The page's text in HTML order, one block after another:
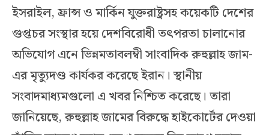
ইসরাইল, ফ্রান্স ও মার্কিন যুক্তরাষ্ট্রসহ কয়েকটি দেশের
গুপ্তচর সংস্থার হয়ে দেশবিরোধী তৎপরতা চালানোর
অভিযোগ এনে ভিন্নমতাবলম্বী সাংবাদিক রুহুল্লাহ জাম-
এর মৃত্যুদণ্ড কার্যকর করেছে ইরান। স্থানীয়
সংবাদমাধ্যমগুলো এ খবর নিশ্চিত করেছে। তারা
জানিয়েছে, রুহুল্লাহ জামের বিরুদ্ধে হাইকোর্টের দেওয়া